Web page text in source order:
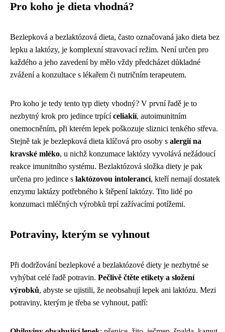
Pro koho je dieta vhodná?
Bezlepková a bezlaktózová dieta, často označovaná jako dieta bez
lepku a laktózy, je komplexní stravovací režim. Není určen pro
každého a jeho zavedení by mělo vždy předcházet důkladné
zvážení a konzultace s lékařem či nutričním terapeutem.
Pro koho je tedy tento typ diety vhodný? V první řadě je to
nezbytný krok pro jedince trpícíceliakií, autoimunitním
onemocněním, při kterém lepek poškozuje sliznici tenkého střeva.
Stejně tak je bezlepková dieta klíčová pro osoby s alergií na
kravské mléko, u nichž konzumace laktózy vyvolává nežádoucí
reakce imunitního systému. Bezlaktózová složka diety je pak
určena pro jedince s laktózovou intolerancí, kteří nemají dostatek
enzymu laktázy potřebného k štěpení laktózy. Tito lidé po
konzumaci mléčných výrobků trpí zažívacími potížemi.
Potraviny, kterým se vyhnout
Při dodržování bezlepkové a bezlaktózové diety je nezbytné se
vyhýbat celé řadě potravin. Pečlivě čtěte etikety a složení
výrobků, abyste se ujistili, že neobsahují lepek ani laktózu. Mezi
potraviny, kterým je třeba se vyhnout, patří: